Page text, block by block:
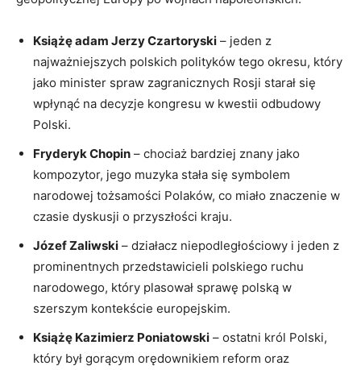
Książę adam Jerzy Czartoryski – jeden z
najważniejszych polskich polityków tego okresu, który
jako minister spraw zagranicznych Rosji starał się
wpłynąć na decyzje kongresu w kwestii odbudowy
Polski.
Fryderyk Chopin – chociaż bardziej znany jako
kompozytor, jego muzyka stała się symbolem
narodowej tożsamości Polaków, co miało znaczenie w
czasie dyskusji o przyszłości kraju.
Józef Zaliwski – działacz niepodległościowy i jeden z
prominentnych przedstawicieli polskiego ruchu
narodowego, który plasował sprawę polską w
szerszym kontekście europejskim.
Książę Kazimierz Poniatowski – ostatni król Polski,
który był gorącym orędownikiem reform oraz